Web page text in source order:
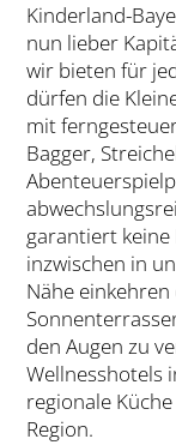
Kinderland-
nun lieber
wir bieten für
dürfen die
mit
Bagger,
garantiert keine
inzwischen in
Nähe
den Augen zu
Wellnesshotels
regionale
Region.